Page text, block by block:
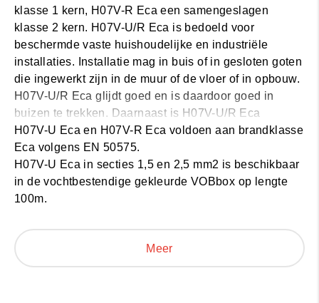
klasse 1 kern, H07V-R Eca een samengeslagen
klasse 2 kern. H07V-U/R Eca is bedoeld voor
beschermde vaste huishoudelijke en industriële
installaties. Installatie mag in buis of in gesloten goten
die ingewerkt zijn in de muur of de vloer of in opbouw.
H07V-U/R Eca glijdt goed en is daardoor goed in
buizen te trekken. Daarnaast is H07V-U/R Eca
makkelijk te strippen waardoor hij snel verwerkbaar is.
De draad kan belast worden tot een maximale
adertemperatuur van 70°C.
H07V-U Eca en H07V-R Eca voldoen aan brandklasse
Eca volgens EN 50575.
H07V-U Eca in secties 1,5 en 2,5 mm2 is beschikbaar
in de vochtbestendige gekleurde VOBbox op lengte
100m.
Meer